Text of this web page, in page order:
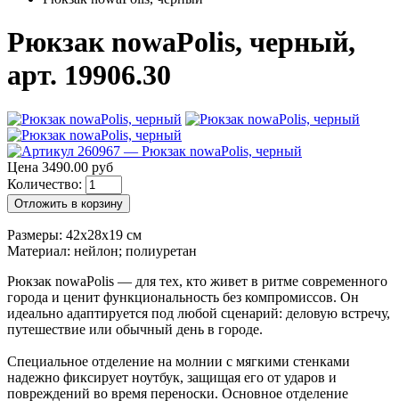
Рюкзак nowaPolis, черный,
арт. 19906.30
Цена 3490.00 руб
Количество:
Отложить в корзину
Размеры: 42х28х19 см
Материал: нейлон; полиуретан
Рюкзак nowaPolis — для тех, кто живет в ритме современного
города и ценит функциональность без компромиссов. Он
идеально адаптируется под любой сценарий: деловую встречу,
путешествие или обычный день в городе.
Специальное отделение на молнии с мягкими стенками
надежно фиксирует ноутбук, защищая его от ударов и
повреждений во время переноски. Основное отделение